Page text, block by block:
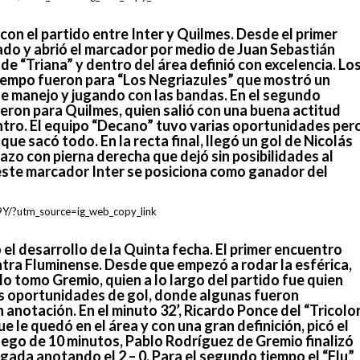
el partido entre Inter y Quilmes. Desde el primer
y abrió el marcador por medio de Juan Sebastián
“Triana” y dentro del área definió con excelencia.
fueron para “Los Negriazules” que mostró un
manejo y jugando con las bandas. En el segundo
para Quilmes, quien salió con una buena actitud
El equipo “Decano” tuvo varias oportunidades
sacó todo. En la recta final, llegó un gol de Nicolás
con pierna derecha que dejó sin posibilidades al
marcador Inter se posiciona como ganador del
desarrollo de la Quinta fecha. El primer encuentro
Fluminense. Desde que empezó a rodar la esférica,
tomo Gremio, quien a lo largo del partido fue quien
oportunidades de gol, donde algunas fueron
En el minuto 32’, Ricardo Ponce del
le quedó en el área y con una gran definición, picó el
de 10 minutos, Pablo Rodríguez de Gremio finalizó
anotando el 2 – 0. Para el segundo tiempo el “Flu”